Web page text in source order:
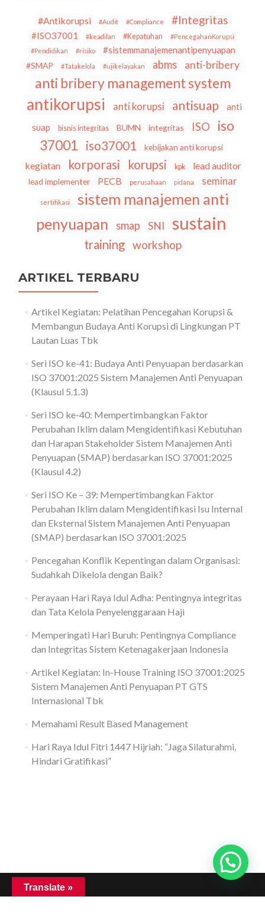
Indonesia
Ini?
#Antikorupsi #Audit #Compliance #Integritas
#ISO37001 #keadilan #Kepatuhan
#PencegahanKorupsi
#Pendidikan
#risiko #sistemmanajemenantipenyuapan
#SMAP #Tatakelola #ujikelayakan abms anti-bribery
anti bribery management system
antikorupsi anti korupsi antisuap
anti
suap
bisnis integritas BUMN integritas ISO
iso
37001
iso37001 kebijakan anti korupsi
kegiatan korporasi korupsi kpk lead auditor
lead implementer PECB perusahaan pidana seminar
sertifikasi
sistem manajemen anti
penyuapan
smap SNI sustain
training workshop
ARTIKEL TERBARU
Artikel Kegiatan: Pelatihan Pencegahan Korupsi &
Membangun Budaya Anti Korupsi di Lingkungan PT
Lautan Luas Tbk
Seri ISO ke-41: Budaya Anti Penyuapan berdasarkan
ISO 37001:2025 Sistem Manajemen Anti Penyuapan
(Klausul 5.1.3)
Seri ISO ke-40: Mempertimbangkan Faktor
Perubahan Iklim dalam Mengidentifikasi Kebutuhan
dan Harapan Stakeholder Sistem Manajemen Anti
Penyuapan (SMAP) berdasarkan ISO 37001:2025
(Klausul 4.2)
Seri ISO Ke – 39: Mempertimbangkan Faktor
Perubahan Iklim dalam Mengidentifikasi Isu Internal
dan Eksternal Sistem Manajemen Anti Penyuapan
(SMAP) berdasarkan ISO 37001:2025
Pencegahan Konflik Kepentingan dalam Organisasi:
Sudahkah Dikelola dengan Baik?
Perayaan Hari Raya Idul Adha: Pentingnya integritas
dan Tata Kelola Penyelenggaraan Haji
Memperingati Hari Buruh: Pentingnya Compliance
dan Integritas Sistem Ketenagakerjaan Indonesia
Artikel Kegiatan: In-House Training ISO 37001:2025
Sistem Manajemen Anti Penyuapan PT GTS
Internasional Tbk
Memahami Result Based Management
Hari Raya Idul Fitri 1447 Hijriah: “Jaga Silaturahmi,
Hindari Gratifikasi”
Translate »